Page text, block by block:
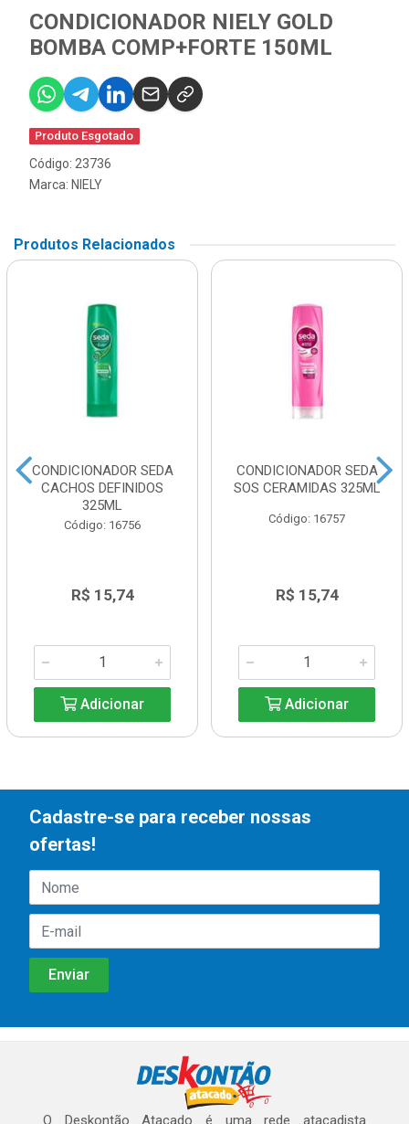
CONDICIONADOR NIELY GOLD
BOMBA COMP+FORTE 150ML
Produto Esgotado
Código: 23736
Marca: NIELY
Produtos Relacionados
CONDICIONADOR SEDA
CACHOS DEFINIDOS
325ML
Código: 16756
R$ 15,74
Adicionar
CONDICIONADOR SEDA
SOS CERAMIDAS 325ML
Código: 16757
R$ 15,74
Adicionar
Cadastre-se para receber nossas
ofertas!
O Deskontão Atacado é uma rede atacadista